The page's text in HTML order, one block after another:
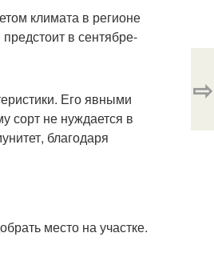
климата в регионе
в сентябре-
Его явными
сорт не нуждается в
благодаря
место на участке.
⇨